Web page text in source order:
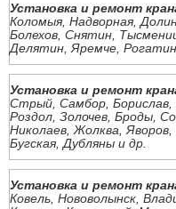
Установка и ремонт
Коломыя, Надворная,
Болехов, Снятин,
Делятин, Яремче,
Установка и ремонт
Стрый, Самбор, Борислав,
Роздол, Золочев, Броды,
Николаев, Жолква,
Бугская, Дубляны и др.
Установка и ремонт
Ковель, Нововолынск,